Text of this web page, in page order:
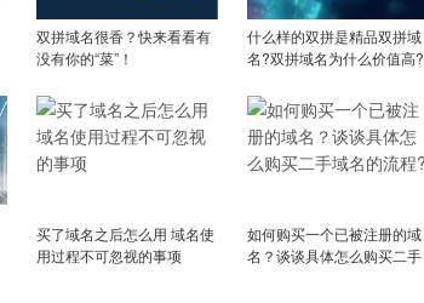
双拼域名很香？快来看看有
没有你的“菜”！
什么样的双拼是精品双拼域
名?双拼域名为什么价值高?
买了域名之后怎么用 域名使
用过程不可忽视的事项
如何购买一个已被注册的域
名？谈谈具体怎么购买二手